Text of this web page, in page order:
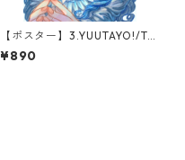
【ポスター】3.YUUTAYO!/Tor
nado Blue
¥890